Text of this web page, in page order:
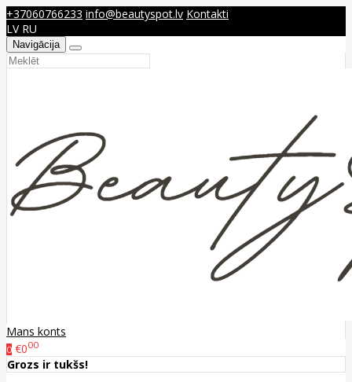
+37060766233 info@beautyspot.lv Kontakti
LV RU
Navigācija
Mans konts
0 €000
Grozs ir tukšs!